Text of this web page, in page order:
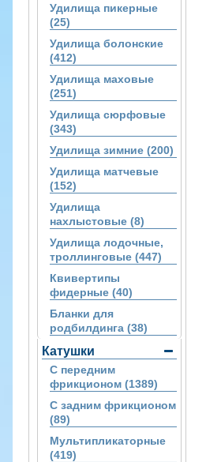
Удилища пикерные
(25)
Удилища болонские
(412)
Удилища маховые
(251)
Удилища сюрфовые
(343)
Удилища зимние (200)
Удилища матчевые
(152)
Удилища
нахлыстовые (8)
Удилища лодочные,
троллинговые (447)
Квивертипы
фидерные (40)
Бланки для
родбилдинга (38)
Катушки
С передним
фрикционом (1389)
С задним фрикционом
(89)
Мультипликаторные
(419)